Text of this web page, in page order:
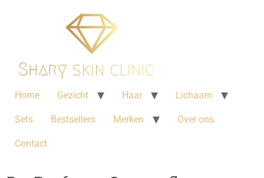
Home Gezicht Haar Lichaam
Sets Bestsellers Merken Over ons
Contact